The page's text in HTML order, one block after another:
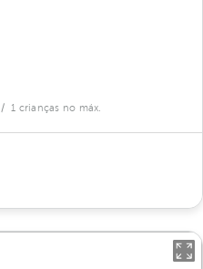
/ 1 crianças no máx.